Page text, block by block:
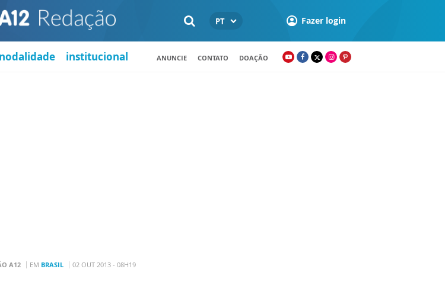
PT Fazer login
institucional ANUNCIE CONTATO DOAÇÃO
A12 EM BRASIL 02 OUT 2013 - 08H19